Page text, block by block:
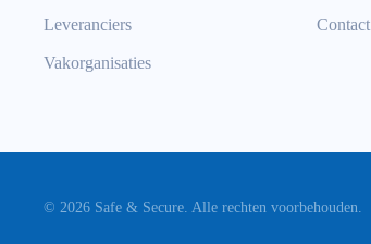
Leveranciers
Vakorganisaties
Contact
© 2026 Safe & Secure. Alle rechten voorbehouden.